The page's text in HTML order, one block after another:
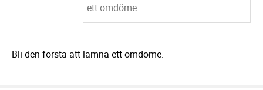
Bli den första att lämna ett omdöme.